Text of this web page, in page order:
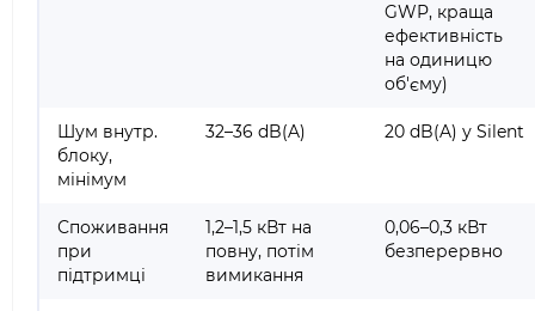
GWP, краща
ефективність
на одиницю
об'єму)
Шум внутр.
блоку,
мінімум
32–36 dB(A) 20 dB(A) у Silent
Споживання
при
підтримці
1,2–1,5 кВт на
повну, потім
вимикання
0,06–0,3 кВт
безперервно